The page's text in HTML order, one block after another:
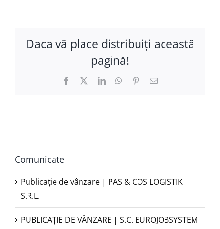
Daca vă place distribuiţi această
pagină!
Facebook LinkedInWhatsApp
Pinterest
E-
Comunicate
Publicație de vânzare | PAS & COS LOGISTIK
S.R.L.
PUBLICAŢIE DE VÂNZARE | S.C. EUROJOBSYSTEM